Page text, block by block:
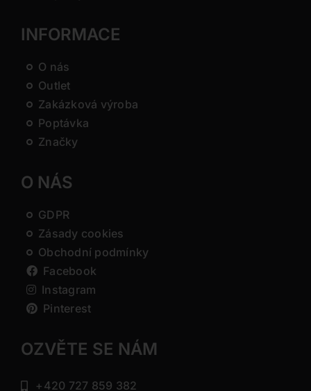
INFORMACE
O nás
Outlet
Zakázková výroba
Poptávka
Značky
O NÁS
GDPR
Zásady cookies
Obchodní podmínky
Facebook
Instagram
Pinterest
OZVĚTE SE NÁM
+420 727 859 382